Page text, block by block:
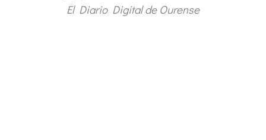
El Diario Digital de Ourense